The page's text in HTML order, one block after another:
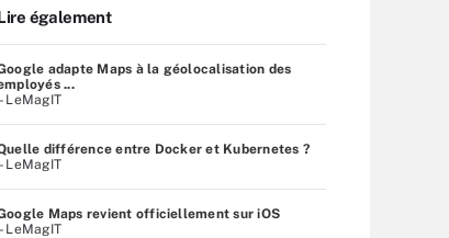
également
adapte Maps à la géolocalisation des
...
LeMagIT
différence entre Docker et Kubernetes ?
LeMagIT
Maps revient officiellement sur iOS
LeMagIT